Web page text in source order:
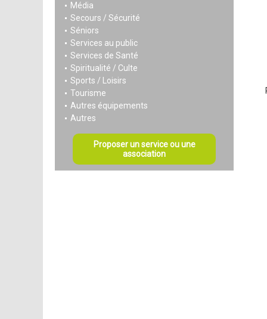
Média
Secours / Sécurité
Séniors
Services au public
Services de Santé
Spiritualité / Culte
Sports / Loisirs
Tourisme
Autres équipements
Autres
Proposer un service ou une
association